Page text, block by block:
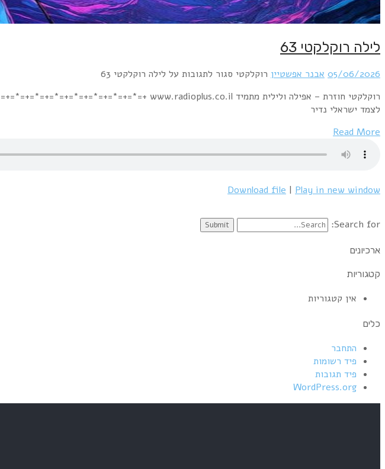
לילה רוקלקטי 63
05/06/2026 אבנר אפשטיין רוקלקטי סגור לתגובות על לילה רוקלקטי 63
לצמד ישראלי נדיר
Read More
Download file | Play in new window
Search for:
ארכיונים
קטגוריות
אין קטגוריות
כלים
התחבר
פיד רשומות
פיד תגובות
WordPress.org